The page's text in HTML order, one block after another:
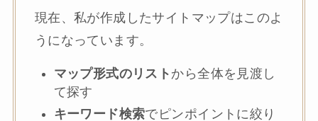
現在、私が作成したサイトマップはこのよ
うになっています。
マップ形式のリスト から全体を見渡し
て探す
キーワード検索でピンポイントに絞り